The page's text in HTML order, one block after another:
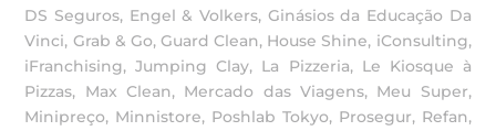
DS Seguros, Engel & Volkers, Ginásios da Educação Da
Vinci, Grab & Go, Guard Clean, House Shine, iConsulting,
iFranchising, Jumping Clay, La Pizzeria, Le Kiosque à
Pizzas, Max Clean, Mercado das Viagens, Meu Super,
Minipreço, Minnistore, Poshlab Tokyo, Prosegur, Refan,